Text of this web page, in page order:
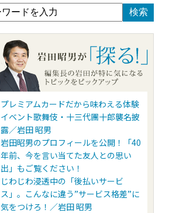
プレミアムカードだから味わえる体験
イベント歌舞伎・十三代團十郎襲名披
露／岩田 昭男
岩田昭男のプロフィールを公開！「40
年前、今を言い当てた友人との思い
出」もご覧ください！
じわじわ浸透中の「後払いサービ
ス」。こんなに違う”サービス格差”に
気をつけろ！／岩田 昭男